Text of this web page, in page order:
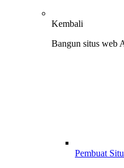
Kembali
Bangun situs web
Pembuat